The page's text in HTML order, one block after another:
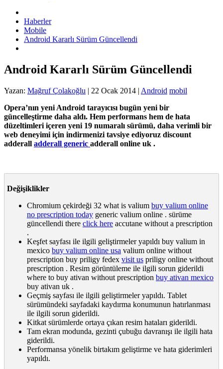
Haberler
Mobile
Android Kararlı Sürüm Güncellendi
Android Kararlı Sürüm Güncellendi
Yazan: Mağruf Çolakoğlu | 22 Ocak 2014 | Android mobil
Opera’nın yeni Android tarayıcısı bugün yeni bir
güncelleştirme daha aldı. Hem performans hem de hata
düzeltimleri içeren yeni 19 numaralı sürümü, daha verimli bir
web deneyimi için indirmenizi tavsiye ediyoruz discount
adderall adderall generic adderall online uk .
Değişiklikler
Chromium çekirdeği 32 what is valium buy valium online
no prescription today generic valium online . sürüme
güncellendi there click here accutane without a prescription
.
Keşfet sayfası ile ilgili geliştirmeler yapıldı buy valium in
mexico buy valium online usa valium online without
prescription buy priligy fedex visit us priligy online without
prescription . Resim görüntüleme ile ilgili sorun giderildi
where to buy ativan without prescription buy ativan mexico
buy ativan uk .
Geçmiş sayfası ile ilgili geliştirmeler yapıldı. Tablet
sürümündeki sayfadaki kaydırma konumunun hatırlanması
ile ilgili sorun giderildi.
Kitkat sürümlerde ortaya çıkan resim hataları giderildi.
Tam ekran modunda, gezinti çubuğu davranışı ile ilgili hata
giderildi.
Performansa yönelik birtakım geliştirme ve hata giderimleri
yapıldı.